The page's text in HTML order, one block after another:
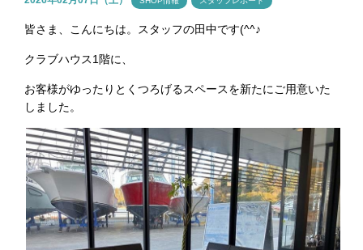
皆さま、こんにちは。スタッフの田中です(^^♪
クラブハウス1階に、
お客様がゆったりとくつろげるスペースを新たにご用意いた
しました。